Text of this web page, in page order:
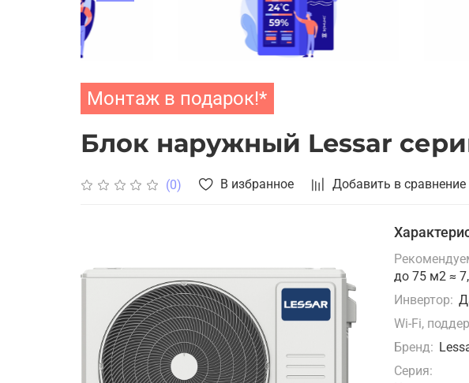
Монтаж в подарок!*
Блок наружный Lessar
(0) В избранное Добавить в сравнение
до 75 м2 ≈
Инвертор:
Wi-Fi,
Бренд:
Серия: